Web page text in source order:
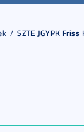
SZTE JGYPK Friss